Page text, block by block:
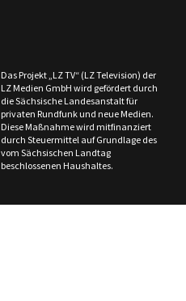
Das Projekt „LZ TV“ (LZ Television) der
LZ Medien GmbH wird gefördert durch
die Sächsische Landesanstalt für
privaten Rundfunk und neue Medien.
Diese Maßnahme wird mitfinanziert
durch Steuermittel auf Grundlage des
vom Sächsischen Landtag
beschlossenen Haushaltes.